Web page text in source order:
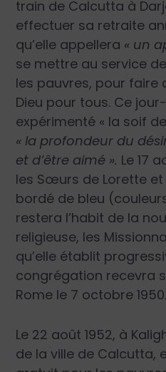
train de Calcutta à
effectuer sa retraite
qu’elle appellera « un
se mettre au service
les pauvres, pour faire
Dieu pour tous. Ce
expérimenté « la soif
« la profondeur du
et d’être aimé ». Le 17
les Sœurs de Lorette
bordé de bleu
restera l’habit de la
religieuse, les
qu’elle établit
congrégation recevra
Rome le 7 octobre 1950.
Le 22 août 1952, à
de la ville de Calcutta,